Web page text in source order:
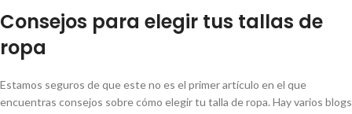
Consejos para elegir tus tallas de
ropa
Estamos seguros de que este no es el primer artículo en el que
encuentras consejos sobre cómo elegir tu talla de ropa. Hay varios blogs